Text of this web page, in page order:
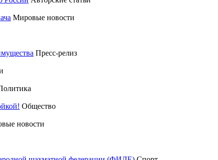
Мировые новости
Пресс-релиз
Общество
новости